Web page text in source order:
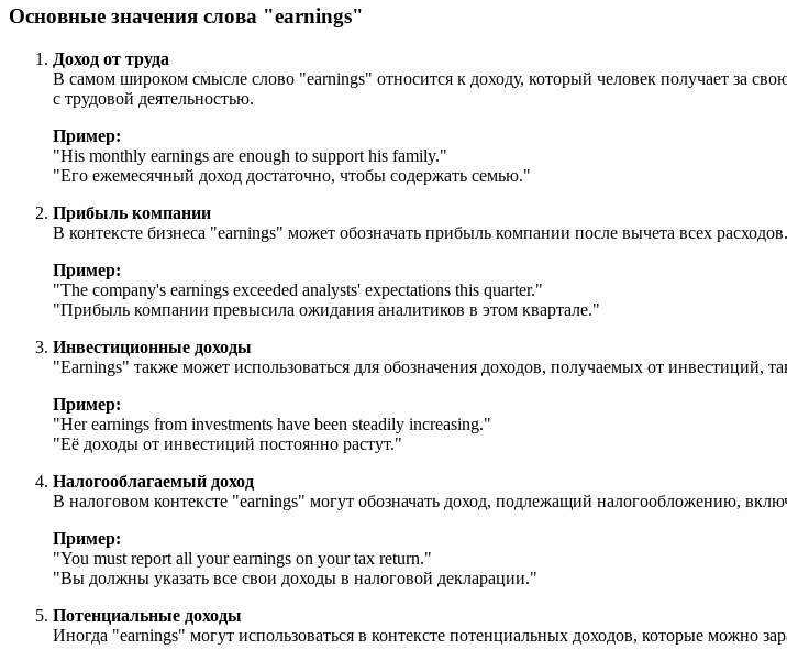
Основные значения слова "earnings"
Доход от труда
В самом широком смысле слово "earnings" относится к доходу, который человек получает за
с трудовой деятельностью.
Пример:
"His monthly earnings are enough to support his family."
"Его ежемесячный доход достаточно, чтобы содержать семью."
Прибыль компании
В контексте бизнеса "earnings" может обозначать прибыль компании после вычета всех
Пример:
"The company's earnings exceeded analysts' expectations this quarter."
"Прибыль компании превысила ожидания аналитиков в этом квартале."
Инвестиционные доходы
"Earnings" также может использоваться для обозначения доходов, получаемых от инвестиций,
Пример:
"Her earnings from investments have been steadily increasing."
"Её доходы от инвестиций постоянно растут."
Налогооблагаемый доход
В налоговом контексте "earnings" могут обозначать доход, подлежащий налогообложению,
Пример:
"You must report all your earnings on your tax return."
"Вы должны указать все свои доходы в налоговой декларации."
Потенциальные доходы
Иногда "earnings" могут использоваться в контексте потенциальных доходов, которые можно